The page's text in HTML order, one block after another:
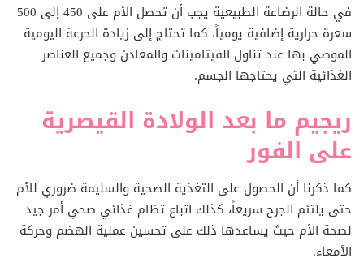
في حالة الرضاعة الطبيعية يجب أن تحصل الأم على 450 إلى 500
سعرة حرارية إضافية يومياً، كما تحتاج إلى زيادة الحرعة اليومية
الموصي بها عند تناول الفيتامينات والمعادن وجميع العناصر
الغذائية التي يحتاجها الجسم.
ريجيم ما بعد الولادة القيصرية
على الفور
كما ذكرنا أن الحصول على التغذية الصحية والسليمة ضروري للأم
حتى يلتئم الجرح سريعاً، كذلك اتباع تظام غذائي صحي أمر جيد
لصحة الأم حيث يساعدها ذلك على تحسين عملية الهضم وحركة
الأمعاء.